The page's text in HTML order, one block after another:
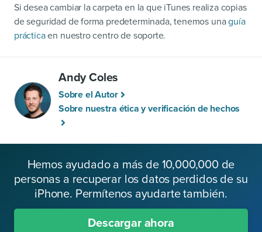
Si desea cambiar la carpeta en la que iTunes realiza copias
de seguridad de forma predeterminada, tenemos unaguía
prácticaen nuestro centro de soporte.
Andy Coles
Sobre el Autor
Sobre nuestra ética y verificación de hechos
Hemos ayudado a más de 10,000,000 de
personas a recuperar los datos perdidos de su
iPhone. Permítenos ayudarte también.
Descargar ahora